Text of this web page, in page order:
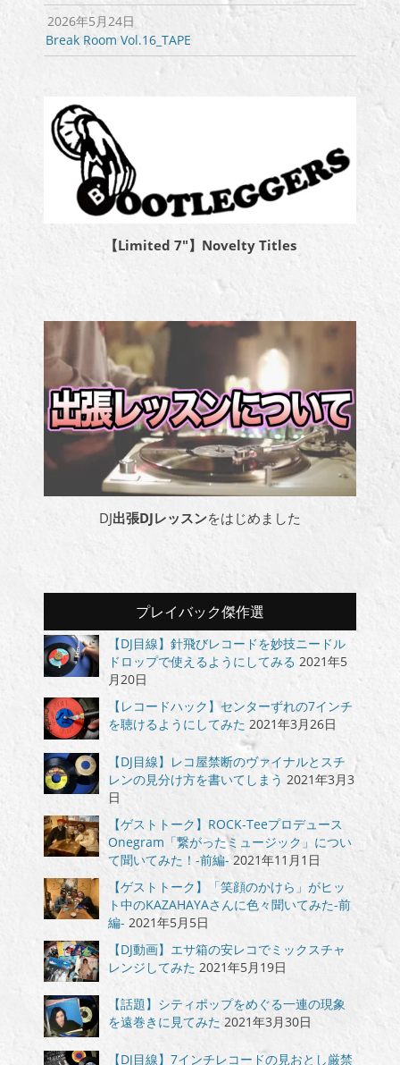
2026年5月24日
Break Room Vol.16_TAPE
【Limited 7″】Novelty Titles
DJ出張DJレッスンをはじめました
プレイバック傑作選
【DJ目線】針飛びレコードを妙技ニードル
ドロップで使えるようにしてみる 2021年5
月20日
【レコードハック】センターずれの7インチ
を聴けるようにしてみた 2021年3月26日
【DJ目線】レコ屋禁断のヴァイナルとスチ
レンの見分け方を書いてしまう 2021年3月3
日
【ゲストトーク】ROCK-Teeプロデュース
Onegram「繋がったミュージック」につい
て聞いてみた！-前編- 2021年11月1日
【ゲストトーク】「笑顔のかけら」がヒッ
ト中のKAZAHAYAさんに色々聞いてみた-前
編- 2021年5月5日
【DJ動画】エサ箱の安レコでミックスチャ
レンジしてみた 2021年5月19日
【話題】シティポップをめぐる一連の現象
を遠巻きに見てみた 2021年3月30日
【DJ目線】7インチレコードの見おとし厳禁